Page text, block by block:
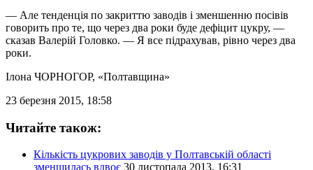
— Але тенденція по закриттю заводів і зменшенню посівів
говорить про те, що через два роки буде дефіцит цукру, —
сказав Валерій Головко. — Я все підрахував, рівно через два
роки.
Ілона ЧОРНОГОР, «Полтавщина»
23 березня 2015, 18:58
Читайте також:
Кількість цукрових заводів у Полтавській області
зменшилась вдвоє 30 листопада 2013, 16:31